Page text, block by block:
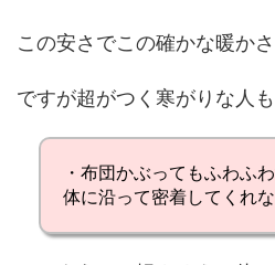
この安さでこの確かな暖かさ
ですが超がつく寒がりな人
・布団かぶってもふわふ
体に沿って密着してくれ